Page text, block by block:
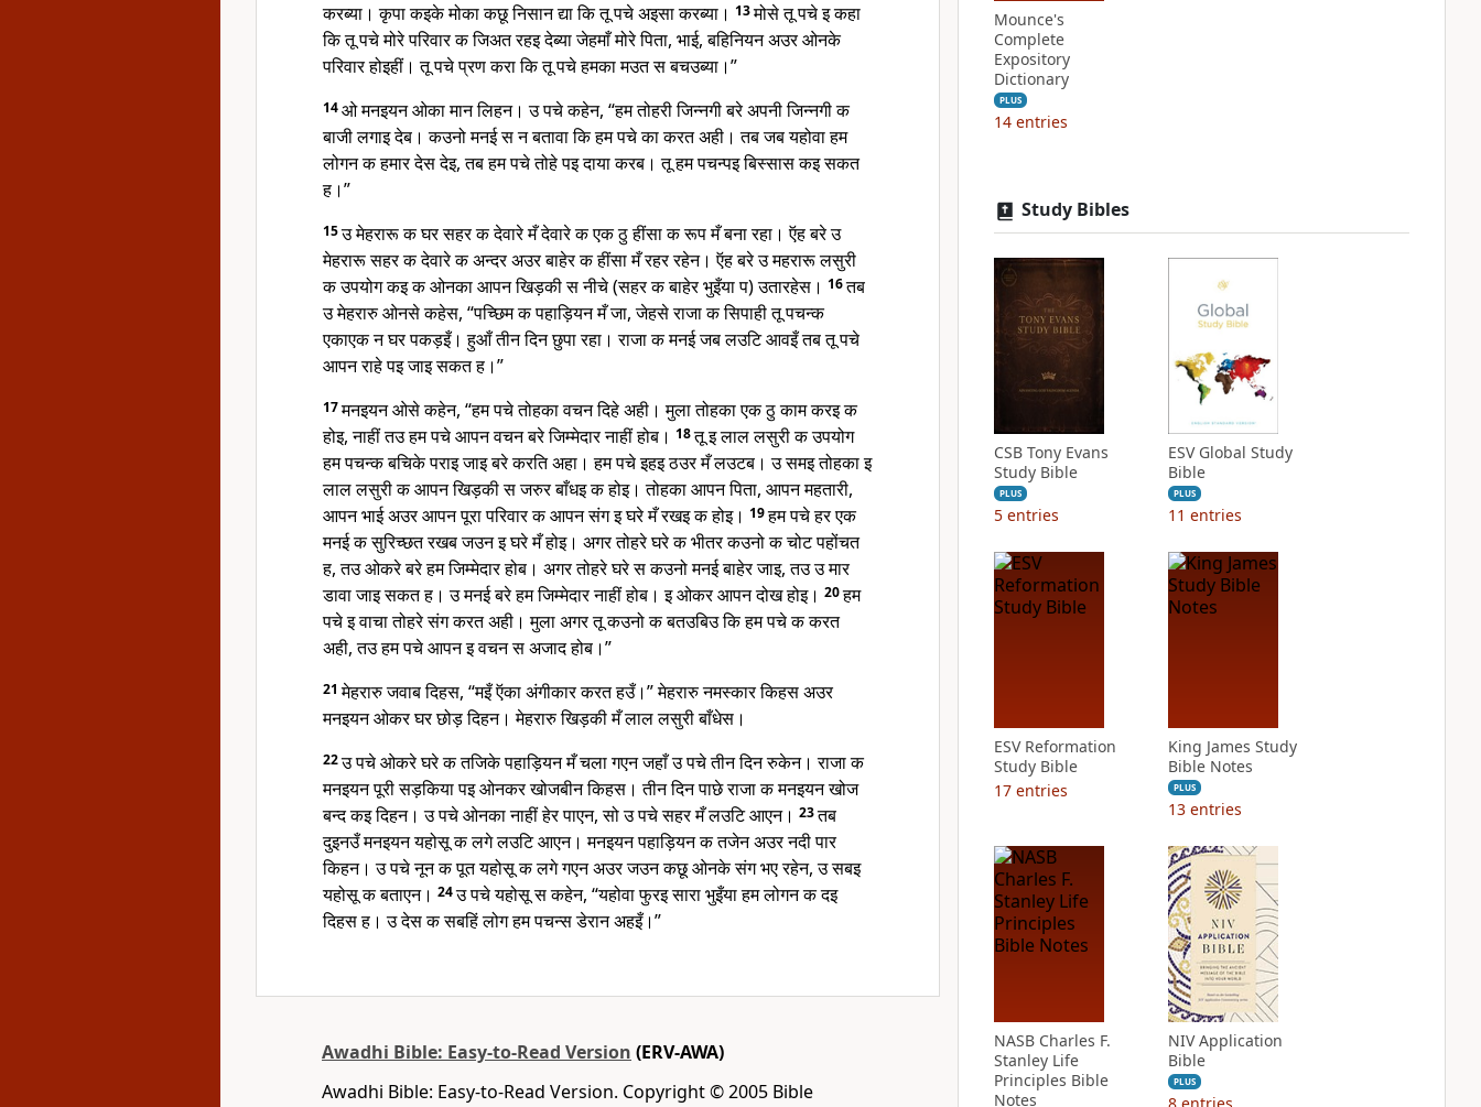
करब्या। कृपा कइके मोका कछू निसान द्या कि तू पचे अइसा करब्या। 13मोसे तू पचे इ कहा
कि तू पचे मोरे परिवार क जिअत रहइ देब्या जेहमाँ मोरे पिता, भाई, बहिनियन अउर ओनके
परिवार होइहीं। तू पचे प्रण करा कि तू पचे हमका मउत स बचउब्या।”
14ओ मनइयन ओका मान लिहन। उ पचे कहेन, “हम तोहरी जिन्नगी बरे अपनी जिन्नगी क
बाजी लगाइ देब। कउनो मनई स न बतावा कि हम पचे का करत अही। तब जब यहोवा हम
लोगन क हमार देस देइ, तब हम पचे तोहे पइ दाया करब। तू हम पचन्पइ बिस्सास कइ सकत
ह।”
15उ मेहरारू क घर सहर क देवारे मँ देवारे क एक ठु हींसा क रूप मँ बना रहा। ऍह बरे उ
मेहरारू सहर क देवारे क अन्दर अउर बाहेर क हींसा मँ रहर रहेन। ऍह बरे उ महरारू लसुरी
क उपयोग कइ क ओनका आपन खिड़की स नीचे (सहर क बाहेर भुइँया प) उतारहेस। 16तब
उ मेहरारु ओनसे कहेस, “पच्छिम क पहाड़ियन मँ जा, जेहसे राजा क सिपाही तू पचन्क
एकाएक न घर पकड़इँ। हुआँ तीन दिन छुपा रहा। राजा क मनई जब लउटि आवइँ तब तू पचे
आपन राहे पइ जाइ सकत ह।”
17मनइयन ओसे कहेन, “हम पचे तोहका वचन दिहे अही। मुला तोहका एक ठु काम करइ क
होइ, नाहीं तउ हम पचे आपन वचन बरे जिम्मेदार नाहीं होब। 18तू इ लाल लसुरी क उपयोग
हम पचन्क बचिके पराइ जाइ बरे करति अहा। हम पचे इहइ ठउर मँ लउटब। उ समइ तोहका इ
लाल लसुरी क आपन खिड़की स जरुर बाँधइ क होइ। तोहका आपन पिता, आपन महतारी,
आपन भाई अउर आपन पूरा परिवार क आपन संग इ घरे मँ रखइ क होइ। 19हम पचे हर एक
मनई क सुरिच्छत रखब जउन इ घरे मँ होइ। अगर तोहरे घरे क भीतर कउनो क चोट पहोंचत
ह, तउ ओकरे बरे हम जिम्मेदार होब। अगर तोहरे घरे स कउनो मनई बाहेर जाइ, तउ उ मार
डावा जाइ सकत ह। उ मनई बरे हम जिम्मेदार नाहीं होब। इ ओकर आपन दोख होइ। 20हम
पचे इ वाचा तोहरे संग करत अही। मुला अगर तू कउनो क बतउबिउ कि हम पचे क करत
अही, तउ हम पचे आपन इ वचन स अजाद होब।”
21मेहरारु जवाब दिहस, “मइँ ऍका अंगीकार करत हउँ।” मेहरारु नमस्कार किहस अउर
मनइयन ओकर घर छोड़ दिहन। मेहरारु खिड़की मँ लाल लसुरी बाँधेस।
22उ पचे ओकरे घरे क तजिके पहाड़ियन मँ चला गएन जहाँ उ पचे तीन दिन रुकेन। राजा क
मनइयन पूरी सड़किया पइ ओनकर खोजबीन किहस। तीन दिन पाछे राजा क मनइयन खोज
बन्द कइ दिहन। उ पचे ओनका नाहीं हेर पाएन, सो उ पचे सहर मँ लउटि आएन। 23तब
दुइनउँ मनइयन यहोसू क लगे लउटि आएन। मनइयन पहाड़ियन क तजेन अउर नदी पार
किहन। उ पचे नून क पूत यहोसू क लगे गएन अउर जउन कछू ओनके संग भए रहेन, उ सबइ
यहोसू क बताएन। 24उ पचे यहोसू स कहेन, “यहोवा फुरइ सारा भुइँया हम लोगन क दइ
दिहस ह। उ देस क सबहिं लोग हम पचन्स डेरान अहइँ।”
Awadhi Bible: Easy-to-Read Version (ERV-AWA)
Awadhi Bible: Easy-to-Read Version. Copyright © 2005 Bible
Mounce's
Complete
Expository
Dictionary
PLUS
14 entries
Study Bibles
CSB Tony Evans
Study Bible
PLUS
5 entries
ESV Global Study
Bible
PLUS
11 entries
ESV Reformation
Study Bible
17 entries
King James Study
Bible Notes
PLUS
13 entries
NASB Charles F.
Stanley Life
Principles Bible
Notes
NIV Application
Bible
PLUS